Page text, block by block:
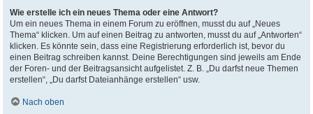
Wie erstelle ich ein neues Thema oder eine Antwort?
Um ein neues Thema in einem Forum zu eröffnen, musst du auf „Neues
Thema“ klicken. Um auf einen Beitrag zu antworten, musst du auf „Antworten“
klicken. Es könnte sein, dass eine Registrierung erforderlich ist, bevor du
einen Beitrag schreiben kannst. Deine Berechtigungen sind jeweils am Ende
der Foren- und der Beitragsansicht aufgelistet. Z. B. „Du darfst neue Themen
erstellen“, „Du darfst Dateianhänge erstellen“ usw.
Nach oben